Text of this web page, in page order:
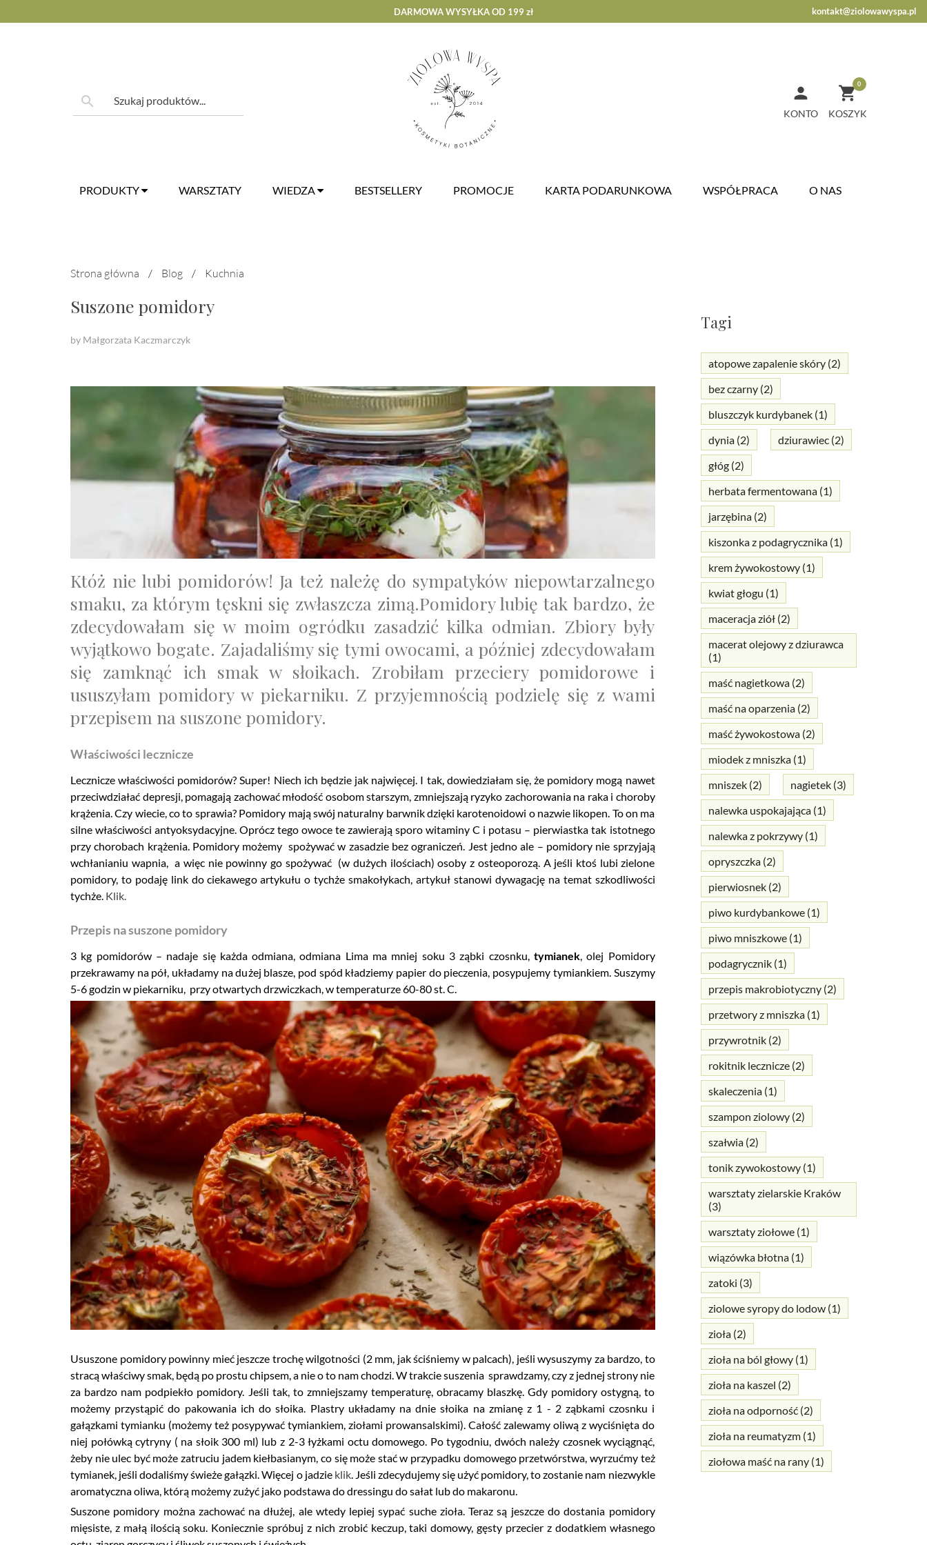
to
DARMOWA WYSYŁKA OD 199 zł kontakt@ziolowawyspa.pl
search 0

KONTO
PRODUKTY WARSZTATY WIEDZA BESTSELLERY PROMOCJE KARTA PODARUNKOWA WSPÓŁPRACA O NAS
Strona główna / Blog / Kuchnia
Suszone pomidory
by Małgorzata Kaczmarczyk
Któż nie lubi pomidorów! Ja też należę do sympatyków niepowtarzalnego
smaku, za którym tęskni się zwłaszcza zimą.Pomidory lubię tak bardzo, że
zdecydowałam się w moim ogródku zasadzić kilka odmian. Zbiory były
wyjątkowo bogate. Zajadaliśmy się tymi owocami, a później zdecydowałam
się zamknąć ich smak w słoikach. Zrobiłam przeciery pomidorowe i
ususzyłam pomidory w piekarniku. Z przyjemnością podzielę się z wami
przepisem na suszone pomidory.
Właściwości lecznicze
Lecznicze właściwości pomidorów? Super! Niech ich będzie jak najwięcej. I tak, dowiedziałam się, że pomidory mogą nawet
przeciwdziałać depresji, pomagają zachować młodość osobom starszym, zmniejszają ryzyko zachorowania na raka i choroby
krążenia. Czy wiecie, co to sprawia? Pomidory mają swój naturalny barwnik dzięki karotenoidowi o nazwie likopen. To on ma
silne właściwości antyoksydacyjne. Oprócz tego owoce te zawierają sporo witaminy C i potasu – pierwiastka tak istotnego
przy chorobach krążenia. Pomidory możemy spożywać w zasadzie bez ograniczeń. Jest jedno ale – pomidory nie sprzyjają
wchłanianiu wapnia, a więc nie powinny go spożywać (w dużych ilościach) osoby z osteoporozą. A jeśli ktoś lubi zielone
pomidory, to podaję link do ciekawego artykułu o tychże smakołykach, artykuł stanowi dywagację na temat szkodliwości
tychże. Klik.
Przepis na suszone pomidory
3 kg pomidorów – nadaje się każda odmiana, odmiana Lima ma mniej soku 3 ząbki czosnku,tymianek, olej Pomidory
przekrawamy na pół, układamy na dużej blasze, pod spód kładziemy papier do pieczenia, posypujemy tymiankiem. Suszymy
5-6 godzin w piekarniku, przy otwartych drzwiczkach, w temperaturze 60-80 st. C.
Ususzone pomidory powinny mieć jeszcze trochę wilgotności (2 mm, jak ściśniemy w palcach), jeśli wysuszymy za bardzo, to
stracą właściwy smak, będą po prostu chipsem, a nie o to nam chodzi. W trakcie suszenia sprawdzamy, czy z jednej strony nie
za bardzo nam podpiekło pomidory. Jeśli tak, to zmniejszamy temperaturę, obracamy blaszkę. Gdy pomidory ostygną, to
możemy przystąpić do pakowania ich do słoika. Plastry układamy na dnie słoika na zmianę z 1 - 2 ząbkami czosnku i
gałązkami tymianku (możemy też posypywać tymiankiem, ziołami prowansalskimi). Całość zalewamy oliwą z wyciśnięta do
niej połówką cytryny ( na słoik 300 ml) lub z 2-3 łyżkami octu domowego. Po tygodniu, dwóch należy czosnek wyciągnąć,
żeby nie ulec być może zatruciu jadem kiełbasianym, co się może stać w przypadku domowego przetwórstwa, wyrzućmy też
tymianek, jeśli dodaliśmy świeże gałązki. Więcej o jadzie klik. Jeśli zdecydujemy się użyć pomidory, to zostanie nam niezwykle
aromatyczna oliwa, którą możemy zużyć jako podstawa do dressingu do sałat lub do makaronu.
Suszone pomidory można zachować na dłużej, ale wtedy lepiej sypać suche zioła. Teraz są jeszcze do dostania pomidory
mięsiste, z małą ilością soku. Koniecznie spróbuj z nich zrobić keczup, taki domowy, gęsty przecier z dodatkiem własnego
Tagi
atopowe zapalenie skóry(2)
bez czarny(2)
bluszczyk kurdybanek(1)
dynia(2) dziurawiec(2)
głóg(2)
herbata fermentowana(1)
jarzębina(2)
kiszonka z podagrycznika(1)
krem żywokostowy(1)
kwiat głogu (1)
maceracja ziół(2)
macerat olejowy z dziurawca
(1)
maść nagietkowa(2)
maść na oparzenia(2)
maść żywokostowa(2)
miodek z mniszka(1)
mniszek(2) nagietek(3)
nalewka uspokajająca(1)
nalewka z pokrzywy(1)
opryszczka(2)
pierwiosnek(2)
piwo kurdybankowe(1)
piwo mniszkowe(1)
podagrycznik(1)
przepis makrobiotyczny(2)
przetwory z mniszka(1)
przywrotnik(2)
rokitnik lecznicze(2)
skaleczenia(1)
szampon ziolowy(2)
szałwia(2)
tonik zywokostowy(1)
warsztaty zielarskie Kraków
(3)
warsztaty ziołowe(1)
wiązówka błotna(1)
zatoki (3)
ziolowe syropy do lodow(1)
zioła(2)
zioła na ból głowy(1)
zioła na kaszel (2)
zioła na odporność(2)
zioła na reumatyzm(1)
ziołowa maść na rany(1)